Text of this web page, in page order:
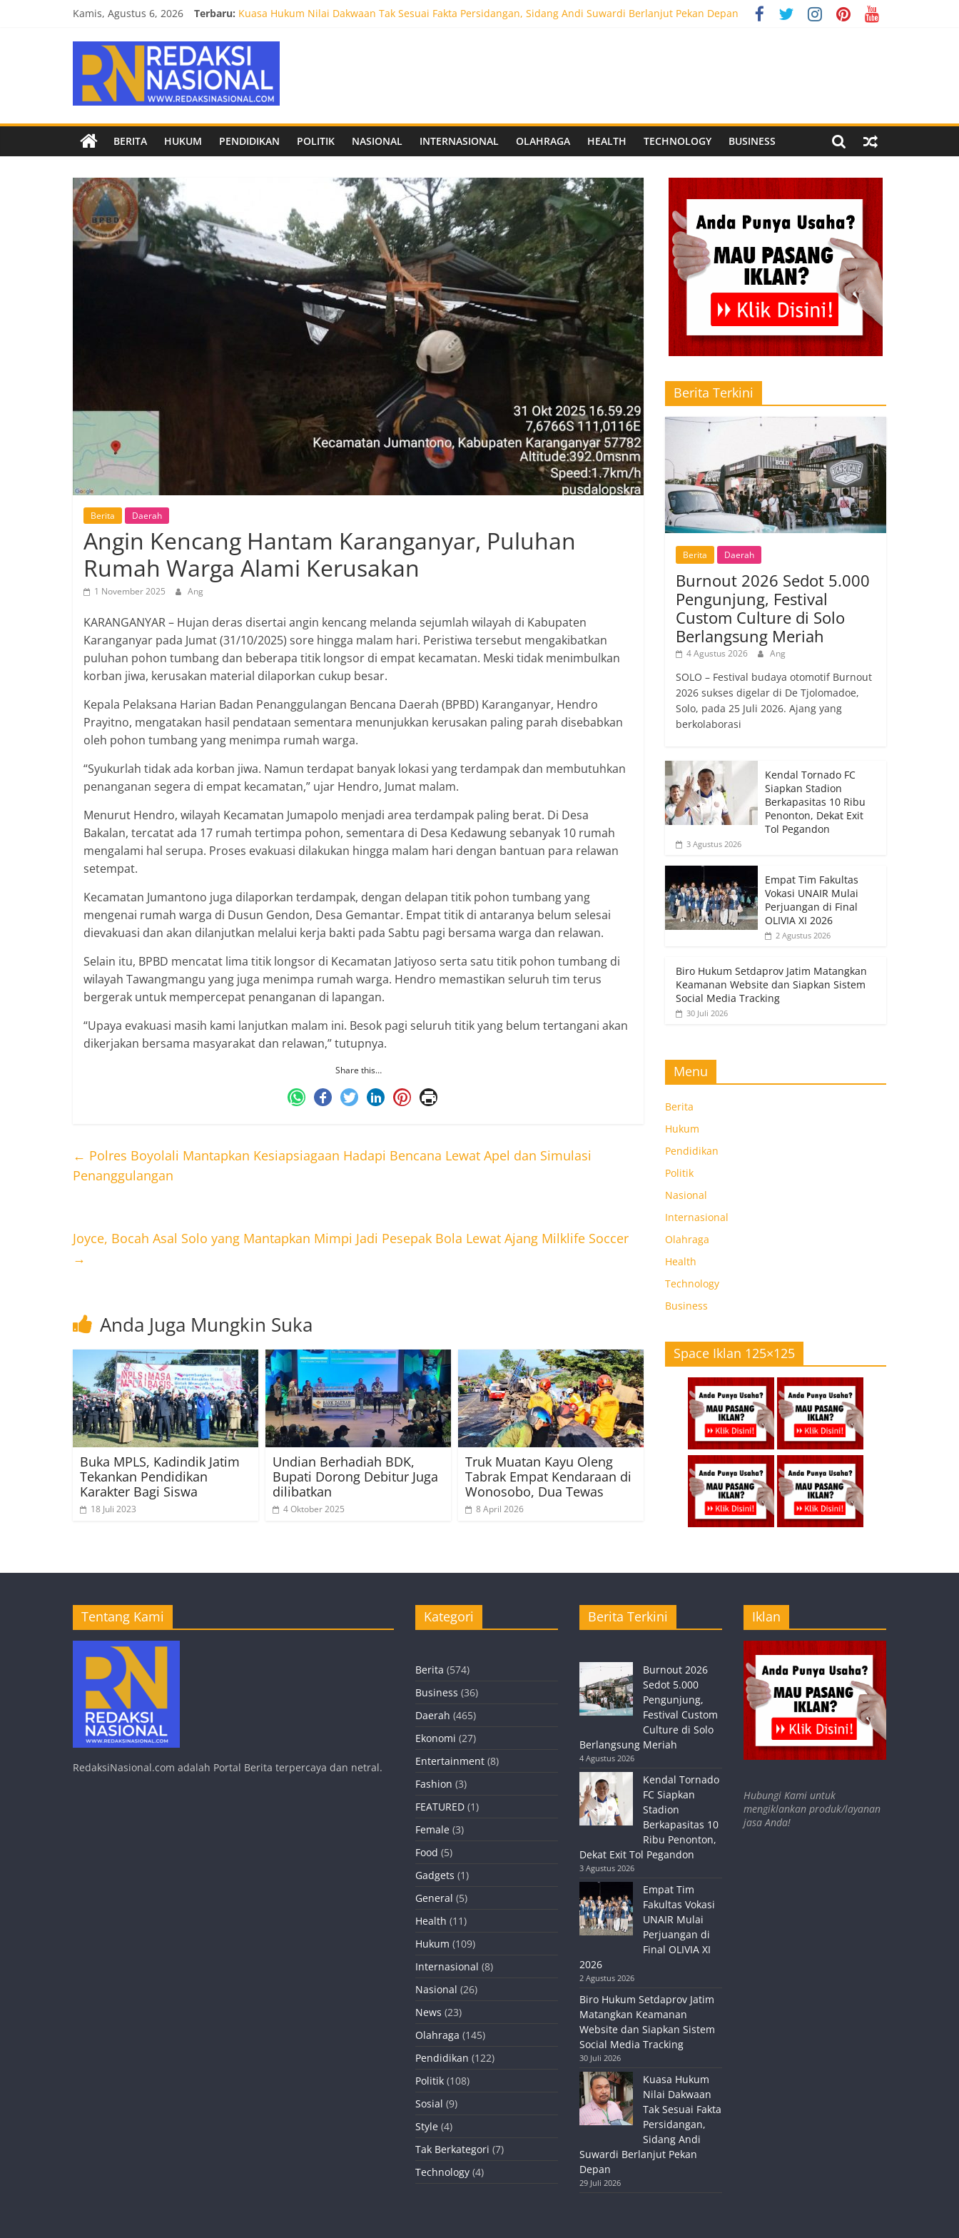
Kamis, Agustus 6, 2026 Terbaru: Kuasa Hukum Nilai Dakwaan Tak Sesuai Fakta Persidangan, Sidang Andi Suwardi Berlanjut Pekan Depan
Kendal Tornado FC Siapkan Stadion Berkapasitas 10 Ribu Penonton, Dekat Exit Tol Pegandon
Empat Tim Fakultas Vokasi UNAIR Mulai Perjuangan di Final OLIVIA XI 2026
Biro Hukum Setdaprov Jatim Matangkan Keamanan Website dan Siapkan Sistem Social Media Tracking
Redaksi
Nasional
Berita
terpercaya
netral
BERITA HUKUM PENDIDIKAN POLITIK NASIONAL INTERNASIONAL OLAHRAGA HEALTH TECHNOLOGY BUSINESS
Berita Daerah
Angin Kencang Hantam Karanganyar, Puluhan
Rumah Warga Alami Kerusakan
1 November 2025 Ang
KARANGANYAR – Hujan deras disertai angin kencang melanda sejumlah wilayah di Kabupaten
Karanganyar pada Jumat (31/10/2025) sore hingga malam hari. Peristiwa tersebut mengakibatkan
puluhan pohon tumbang dan beberapa titik longsor di empat kecamatan. Meski tidak menimbulkan
korban jiwa, kerusakan material dilaporkan cukup besar.
Kepala Pelaksana Harian Badan Penanggulangan Bencana Daerah (BPBD) Karanganyar, Hendro
Prayitno, mengatakan hasil pendataan sementara menunjukkan kerusakan paling parah disebabkan
oleh pohon tumbang yang menimpa rumah warga.
“Syukurlah tidak ada korban jiwa. Namun terdapat banyak lokasi yang terdampak dan membutuhkan
penanganan segera di empat kecamatan,” ujar Hendro, Jumat malam.
Menurut Hendro, wilayah Kecamatan Jumapolo menjadi area terdampak paling berat. Di Desa
Bakalan, tercatat ada 17 rumah tertimpa pohon, sementara di Desa Kedawung sebanyak 10 rumah
mengalami hal serupa. Proses evakuasi dilakukan hingga malam hari dengan bantuan para relawan
setempat.
Kecamatan Jumantono juga dilaporkan terdampak, dengan delapan titik pohon tumbang yang
mengenai rumah warga di Dusun Gendon, Desa Gemantar. Empat titik di antaranya belum selesai
dievakuasi dan akan dilanjutkan melalui kerja bakti pada Sabtu pagi bersama warga dan relawan.
Selain itu, BPBD mencatat lima titik longsor di Kecamatan Jatiyoso serta satu titik pohon tumbang di
wilayah Tawangmangu yang juga menimpa rumah warga. Hendro memastikan seluruh tim terus
bergerak untuk mempercepat penanganan di lapangan.
“Upaya evakuasi masih kami lanjutkan malam ini. Besok pagi seluruh titik yang belum tertangani akan
dikerjakan bersama masyarakat dan relawan,” tutupnya.
Share this…
← Polres Boyolali Mantapkan Kesiapsiagaan Hadapi Bencana Lewat Apel dan Simulasi
Penanggulangan
Joyce, Bocah Asal Solo yang Mantapkan Mimpi Jadi Pesepak Bola Lewat Ajang Milklife Soccer
→
Anda Juga Mungkin Suka
Buka MPLS, Kadindik Jatim
Tekankan Pendidikan
Karakter Bagi Siswa
18 Juli 2023
Undian Berhadiah BDK,
Bupati Dorong Debitur Juga
dilibatkan
4 Oktober 2025
Truk Muatan Kayu Oleng
Tabrak Empat Kendaraan di
Wonosobo, Dua Tewas
8 April 2026
Berita Terkini
Berita Daerah
Burnout 2026 Sedot 5.000
Pengunjung, Festival
Custom Culture di Solo
Berlangsung Meriah
4 Agustus 2026 Ang
SOLO – Festival budaya otomotif Burnout
2026 sukses digelar di De Tjolomadoe,
Solo, pada 25 Juli 2026. Ajang yang
berkolaborasi
Kendal Tornado FC
Siapkan Stadion
Berkapasitas 10 Ribu
Penonton, Dekat Exit
Tol Pegandon
3 Agustus 2026
Empat Tim Fakultas
Vokasi UNAIR Mulai
Perjuangan di Final
OLIVIA XI 2026
2 Agustus 2026
Biro Hukum Setdaprov Jatim Matangkan
Keamanan Website dan Siapkan Sistem
Social Media Tracking
30 Juli 2026
Menu
Berita
Hukum
Pendidikan
Politik
Nasional
Internasional
Olahraga
Health
Technology
Business
Space Iklan 125×125
Tentang Kami
RedaksiNasional.com adalah Portal Berita terpercaya dan netral.
Kategori
Berita (574)
Business (36)
Daerah (465)
Ekonomi (27)
Entertainment (8)
Fashion (3)
FEATURED (1)
Female (3)
Food (5)
Gadgets (1)
General (5)
Health (11)
Hukum (109)
Internasional (8)
Nasional (26)
News (23)
Olahraga (145)
Pendidikan (122)
Politik (108)
Sosial (9)
Style (4)
Tak Berkategori (7)
Technology (4)
Berita Terkini
Burnout 2026
Sedot 5.000
Pengunjung,
Festival Custom
Culture di Solo
Berlangsung Meriah
4 Agustus 2026
Kendal Tornado
FC Siapkan
Stadion
Berkapasitas 10
Ribu Penonton,
Dekat Exit Tol Pegandon
3 Agustus 2026
Empat Tim
Fakultas Vokasi
UNAIR Mulai
Perjuangan di
Final OLIVIA XI
2026
2 Agustus 2026
Biro Hukum Setdaprov Jatim
Matangkan Keamanan
Website dan Siapkan Sistem
Social Media Tracking
30 Juli 2026
Kuasa Hukum
Nilai Dakwaan
Tak Sesuai Fakta
Persidangan,
Sidang Andi
Suwardi Berlanjut Pekan
Depan
29 Juli 2026
Iklan
Hubungi Kami untuk
mengiklankan produk/layanan
jasa Anda!